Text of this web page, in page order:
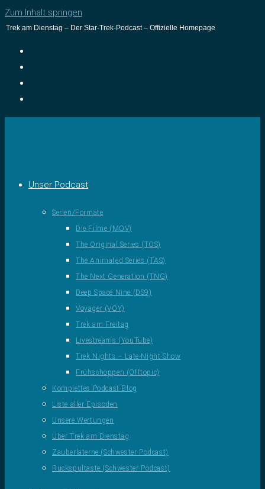
Zum Inhalt springen
Trek am Dienstag – Der Star-Trek-Podcast – Offizielle Homepage
Unser Podcast
Serien/Formate
Die Filme (MOV)
The Original Series (TOS)
The Animated Series (TAS)
The Next Generation (TNG)
Deep Space Nine (DS9)
Voyager (VOY)
Trek am Freitag
Livestreams (YouTube)
Trek Nights – Late-Night-Show
Frühschoppen (Offtopic)
Komplettes Podcast-Blog
Liste aller Episoden
Unsere Wertungen
Über Trek am Dienstag
Zauberlaterne (Schwester-Podcast)
Rückspultaste (Schwester-Podcast)